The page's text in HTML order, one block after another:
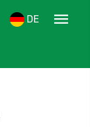
DE
menu